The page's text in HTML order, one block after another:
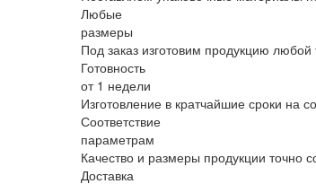
Любые
размеры
Под заказ изготовим продукцию
Готовность
от 1 недели
Изготовление в кратчайшие сроки на
Соответствие
параметрам
Качество и размеры продукции точно
Доставка